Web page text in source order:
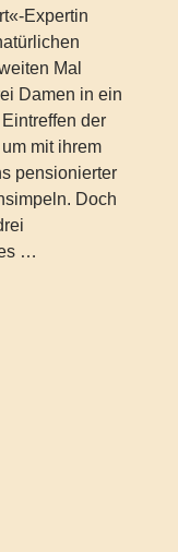
Expertin
Mal
Damen in ein
der
mit ihrem
pensionierter
Doch
…